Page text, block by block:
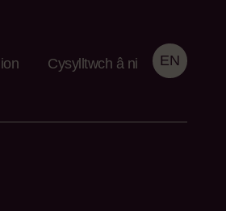
Cysylltwch â ni EN